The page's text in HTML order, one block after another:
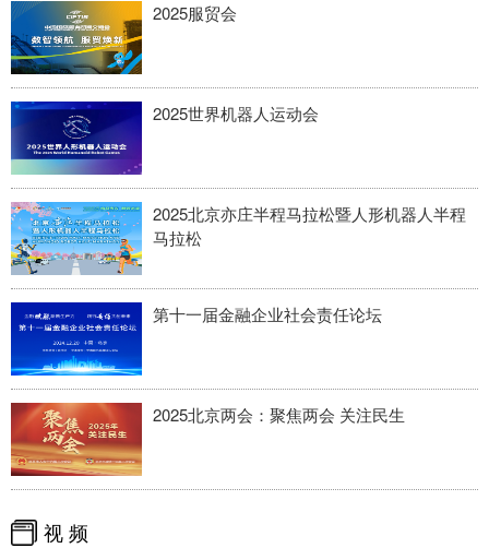
2025服贸会
2025世界机器人运动会
2025北京亦庄半程马拉松暨人形机器人半程
马拉松
第十一届金融企业社会责任论坛
2025北京两会：聚焦两会 关注民生
视 频